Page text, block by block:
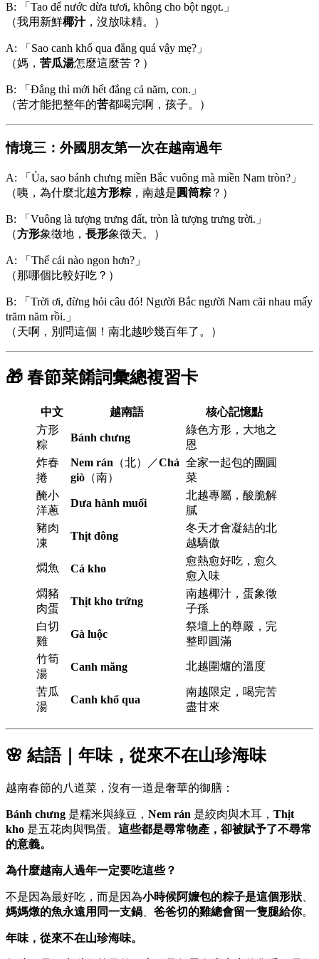
B: 「Tao để nước dừa tươi, không cho bột ngọt.」
（我用新鮮椰汁，沒放味精。）
A: 「Sao canh khổ qua đắng quá vậy mẹ?」
（媽， 苦瓜湯怎麼這麼苦？）
B: 「Đắng thì mới hết đắng cả năm, con.」
（苦才能把整年的苦都喝完啊，孩子。）
情境三：外國朋友第一次在越南過年
A: 「Ủa, sao bánh chưng miền Bắc vuông mà miền Nam tròn?」
（咦，為什麼北越方形粽 ，南越是 圓筒粽 ？）
B: 「Vuông là tượng trưng đất, tròn là tượng trưng trời.」
（方形象徵地， 長形象徵天。）
A: 「Thế cái nào ngon hơn?」
（那哪個比較好吃？）
B: 「Trời ơi, đừng hỏi câu đó! Người Bắc người Nam cãi nhau mấy
trăm năm rồi.」
（天啊，別問這個！南北越吵幾百年了。）
🎁 春節菜餚詞彙總複習卡
中文 越南語
核心記憶點
方形
粽
Bánh chưng
綠色方形，大地之
恩
炸春
捲
Nem rán （北）／Chả
giò （南）
全家一起包的團圓
菜
醃小
洋蔥
Dưa hành muối
北越專屬，酸脆解
膩
豬肉
凍
Thịt đông
冬天才會凝結的北
越驕傲
燜魚 Cá kho
愈熱愈好吃，愈久
愈入味
燜豬
肉蛋
Thịt kho trứng
南越椰汁，蛋象徵
子孫
白切
雞
Gà luộc
祭壇上的尊嚴，完
整即圓滿
竹筍
湯
Canh măng 北越圍爐的溫度
苦瓜
湯
Canh khổ qua
南越限定，喝完苦
盡甘來
🌸 結語｜年味，從來不在山珍海味
越南春節的八道菜，沒有一道是奢華的御膳：
Bánh chưng 是糯米與綠豆， Nem rán 是絞肉與木耳， Thịt
kho 是五花肉與鴨蛋。 這些都是尋常物產，卻被賦予了不尋常
的意義。
為什麼越南人過年一定要吃這些？
不是因為最好吃，而是因為小時候阿嬤包的粽子是這個形狀
媽媽燉的魚永遠用同一支鍋
爸爸切的雞總會留一隻腿給你。
年味，從來不在山珍海味。